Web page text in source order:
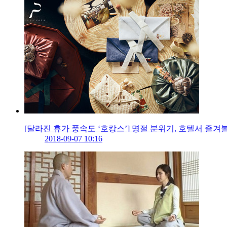
[달라진 휴가 풍속도 ‘호캉스’] 명절 분위기, 호텔서 즐겨
2018-09-07 10:16